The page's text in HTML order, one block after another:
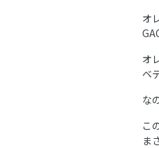
オ
オ
ベ
な
こ
ま